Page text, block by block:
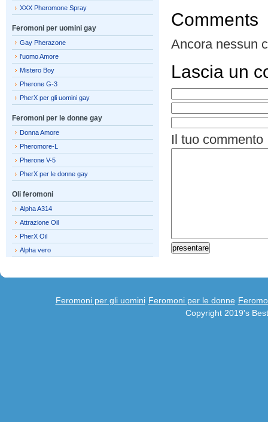
Comments
Ancora nessun
Lascia un
Il tuo commento
XXX Pheromone Spray
Feromoni per uomini gay
Gay Pherazone
l'uomo Amore
Mistero Boy
Pherone G-3
PherX per gli uomini gay
Feromoni per le donne gay
Donna Amore
Pheromore-L
Pherone V-5
PherX per le donne gay
Oli feromoni
Alpha A314
Attrazione Oil
PherX Oil
Alpha vero
Feromoni per gli uomini Feromoni per le donne
Copyright 2019's